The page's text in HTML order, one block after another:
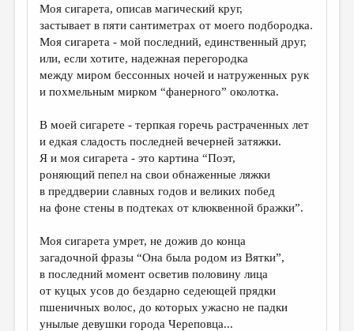
ПРАВИЛА САЙТА
ОТДЕЛЫ И РУБРИКИ
ИЗБРАННОЕ
ДАЙДЖЕСТ
ПРОИЗВЕДЕНИЯ
ПЕРЕВОДЫ
КОНКУРСЫ
ДЕТСКАЯ КОМНАТА
КНИЖНАЯ ПОЛКА
ОБЗОР ЛИТЕРАТУРЫ
СТРАНИЦЫ ПАМЯТИ
ОБЪЯВЛЕНИЯ
Моя сигарета, описав магический круг,
застывает в пяти сантиметрах от моего подбородка.
Моя сигарета - мой последний, единственный друг,
или, если хотите, надежная перегородка
между миром бессонных ночей и натруженных рук
и похмельным мирком “фанерного” околотка.
В моей сигарете - терпкая горечь растраченных лет
и едкая сладость последней вечерней затяжки.
Я и моя сигарета - это картина “Поэт,
роняющий пепел на свои обнаженные ляжки
в преддверии славных годов и великих побед
на фоне стены в подтеках от клюквенной бражки”.
Моя сигарета умрет, не дожив до конца
загадочной фразы “Она была родом из Вятки”,
в последний момент осветив половину лица
от куцых усов до бездарно седеющей прядки
пшеничных волос, до которых ужасно не падки
унылые девушки города Череповца...